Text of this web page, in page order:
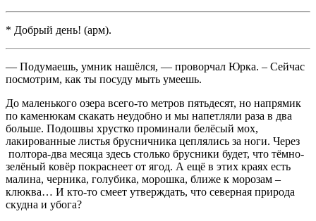
* Добрый день! (арм).
— Подумаешь, умник нашёлся, — проворчал Юрка. – Сейчас
посмотрим, как ты посуду мыть умеешь.
До маленького озера всего-то метров пятьдесят, но напрямик
по каменюкам скакать неудобно и мы напетляли раза в два
больше. Подошвы хрустко проминали белёсый мох,
лакированные листья брусничника цеплялись за ноги. Через
полтора-два месяца здесь столько брусники будет, что тёмно-
зелёный ковёр покраснеет от ягод. А ещё в этих краях есть
малина, черника, голубика, морошка, ближе к морозам –
клюква… И кто-то смеет утверждать, что северная природа
скудна и убога?